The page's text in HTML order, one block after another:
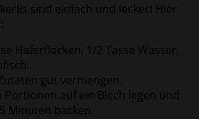
sind einfach und lecker! Hier
Haferflocken, 1/2 Tasse Wasser,
gut vermengen.
Portionen auf ein Blech legen und
Minuten backen.